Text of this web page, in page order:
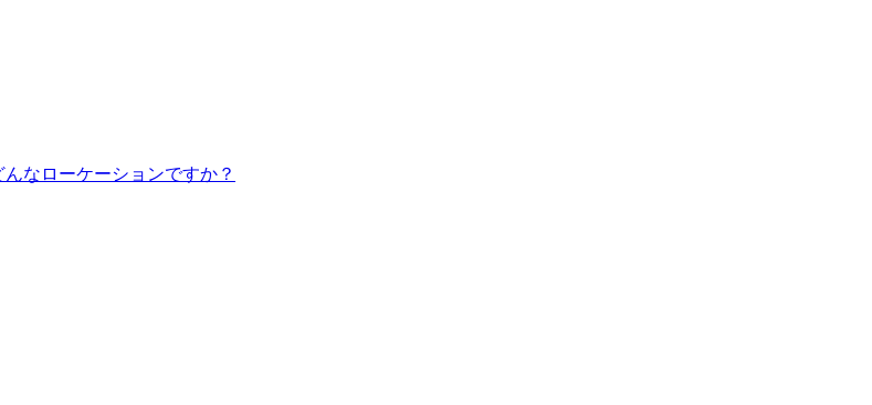
なローケーションですか？